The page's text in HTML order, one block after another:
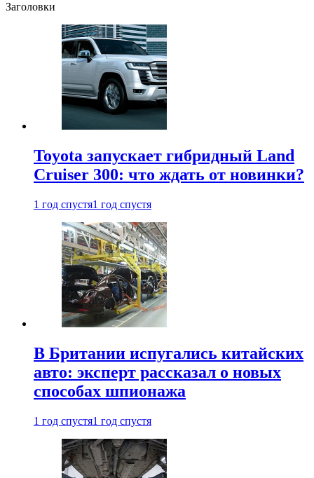
Заголовки
Toyota запускает гибридный Land
Cruiser 300: что ждать от новинки?
1 год спустя1 год спустя
В Британии испугались китайских
авто: эксперт рассказал о новых
способах шпионажа
1 год спустя1 год спустя